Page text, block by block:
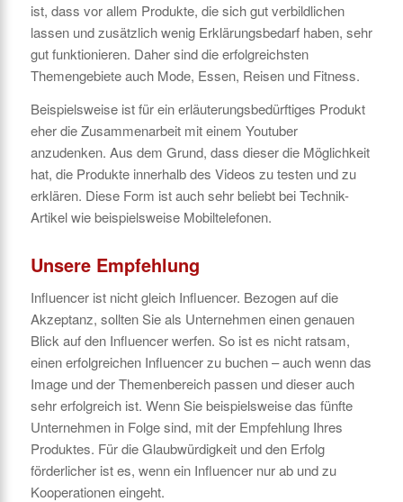
ist, dass vor allem Produkte, die sich gut verbildlichen
lassen und zusätzlich wenig Erklärungsbedarf haben, sehr
gut funktionieren. Daher sind die erfolgreichsten
Themengebiete auch Mode, Essen, Reisen und Fitness.
Beispielsweise ist für ein erläuterungsbedürftiges Produkt
eher die Zusammenarbeit mit einem Youtuber
anzudenken. Aus dem Grund, dass dieser die Möglichkeit
hat, die Produkte innerhalb des Videos zu testen und zu
erklären. Diese Form ist auch sehr beliebt bei Technik-
Artikel wie beispielsweise Mobiltelefonen.
Unsere Empfehlung
Influencer ist nicht gleich Influencer. Bezogen auf die
Akzeptanz, sollten Sie als Unternehmen einen genauen
Blick auf den Influencer werfen. So ist es nicht ratsam,
einen erfolgreichen Influencer zu buchen – auch wenn das
Image und der Themenbereich passen und dieser auch
sehr erfolgreich ist. Wenn Sie beispielsweise das fünfte
Unternehmen in Folge sind, mit der Empfehlung Ihres
Produktes. Für die Glaubwürdigkeit und den Erfolg
förderlicher ist es, wenn ein Influencer nur ab und zu
Kooperationen eingeht.